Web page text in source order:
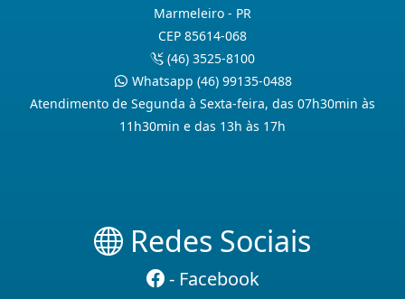
Marmeleiro - PR
CEP 85614-068
(46) 3525-8100
Whatsapp (46) 99135-0488
Atendimento de Segunda à Sexta-feira, das 07h30min às
11h30min e das 13h às 17h
Redes Sociais
- Facebook